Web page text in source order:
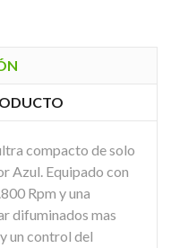
compacto de solo
Azul. Equipado con
Rpm y una
difuminados mas
un control del